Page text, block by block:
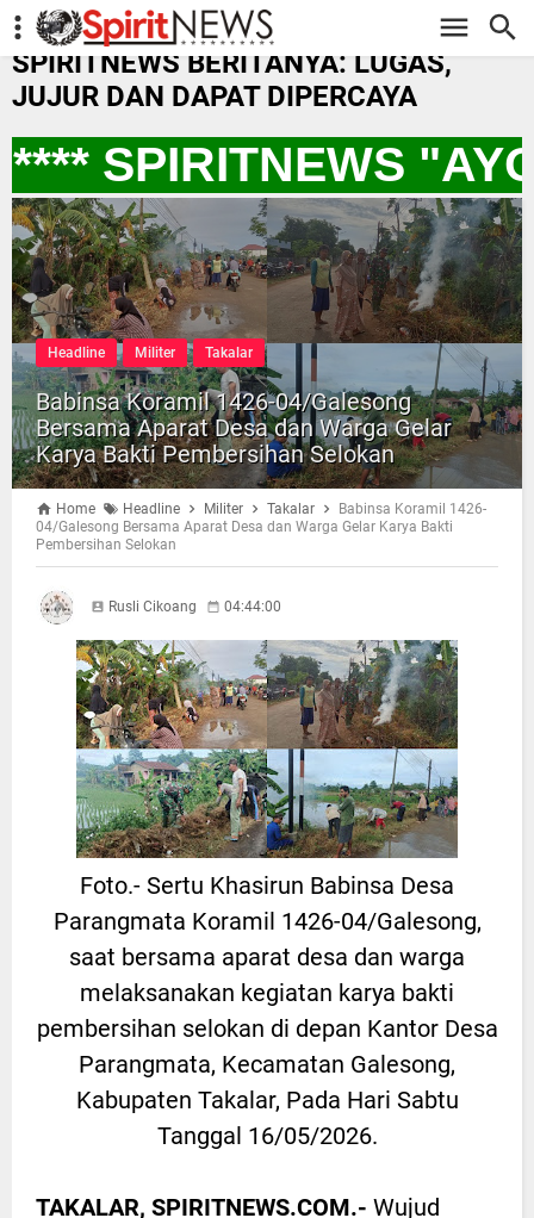
-->
SPIRITNEWS BERITANYA: LUGAS,
JUJUR DAN DAPAT DIPERCAYA
SPIRITNEWS "AYO
Headline Militer Takalar
Babinsa Koramil 1426-04/Galesong
Bersama Aparat Desa dan Warga Gelar
Karya Bakti Pembersihan Selokan
Home Headline Militer Takalar
Babinsa Koramil 1426-
04/Galesong Bersama Aparat Desa dan Warga Gelar Karya Bakti
Pembersihan Selokan
Rusli Cikoang 04:44:00
Foto.- Sertu Khasirun Babinsa Desa
Parangmata Koramil 1426-04/Galesong,
saat bersama aparat desa dan warga
melaksanakan kegiatan karya bakti
pembersihan selokan di depan Kantor Desa
Parangmata, Kecamatan Galesong,
Kabupaten Takalar, Pada Hari Sabtu
Tanggal 16/05/2026.
TAKALAR, SPIRITNEWS.COM.- Wujud